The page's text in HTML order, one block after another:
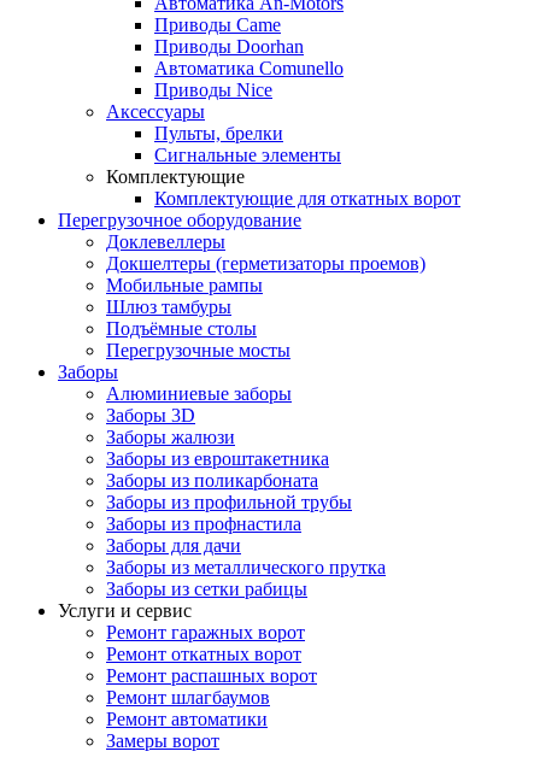
Приводы Came
Приводы Doorhan
Автоматика Comunello
Приводы Nice
Аксессуары
Пульты, брелки
Сигнальные элементы
Комплектующие
Комплектующие для откатных ворот
Перегрузочное оборудование
Доклевеллеры
Докшелтеры (герметизаторы проемов)
Мобильные рампы
Шлюз тамбуры
Подъёмные столы
Перегрузочные мосты
Заборы
Алюминиевые заборы
Заборы 3D
Заборы жалюзи
Заборы из евроштакетника
Заборы из поликарбоната
Заборы из профильной трубы
Заборы из профнастила
Заборы для дачи
Заборы из металлического прутка
Заборы из сетки рабицы
Услуги и сервис
Ремонт гаражных ворот
Ремонт откатных ворот
Ремонт распашных ворот
Ремонт шлагбаумов
Ремонт автоматики
Замеры ворот